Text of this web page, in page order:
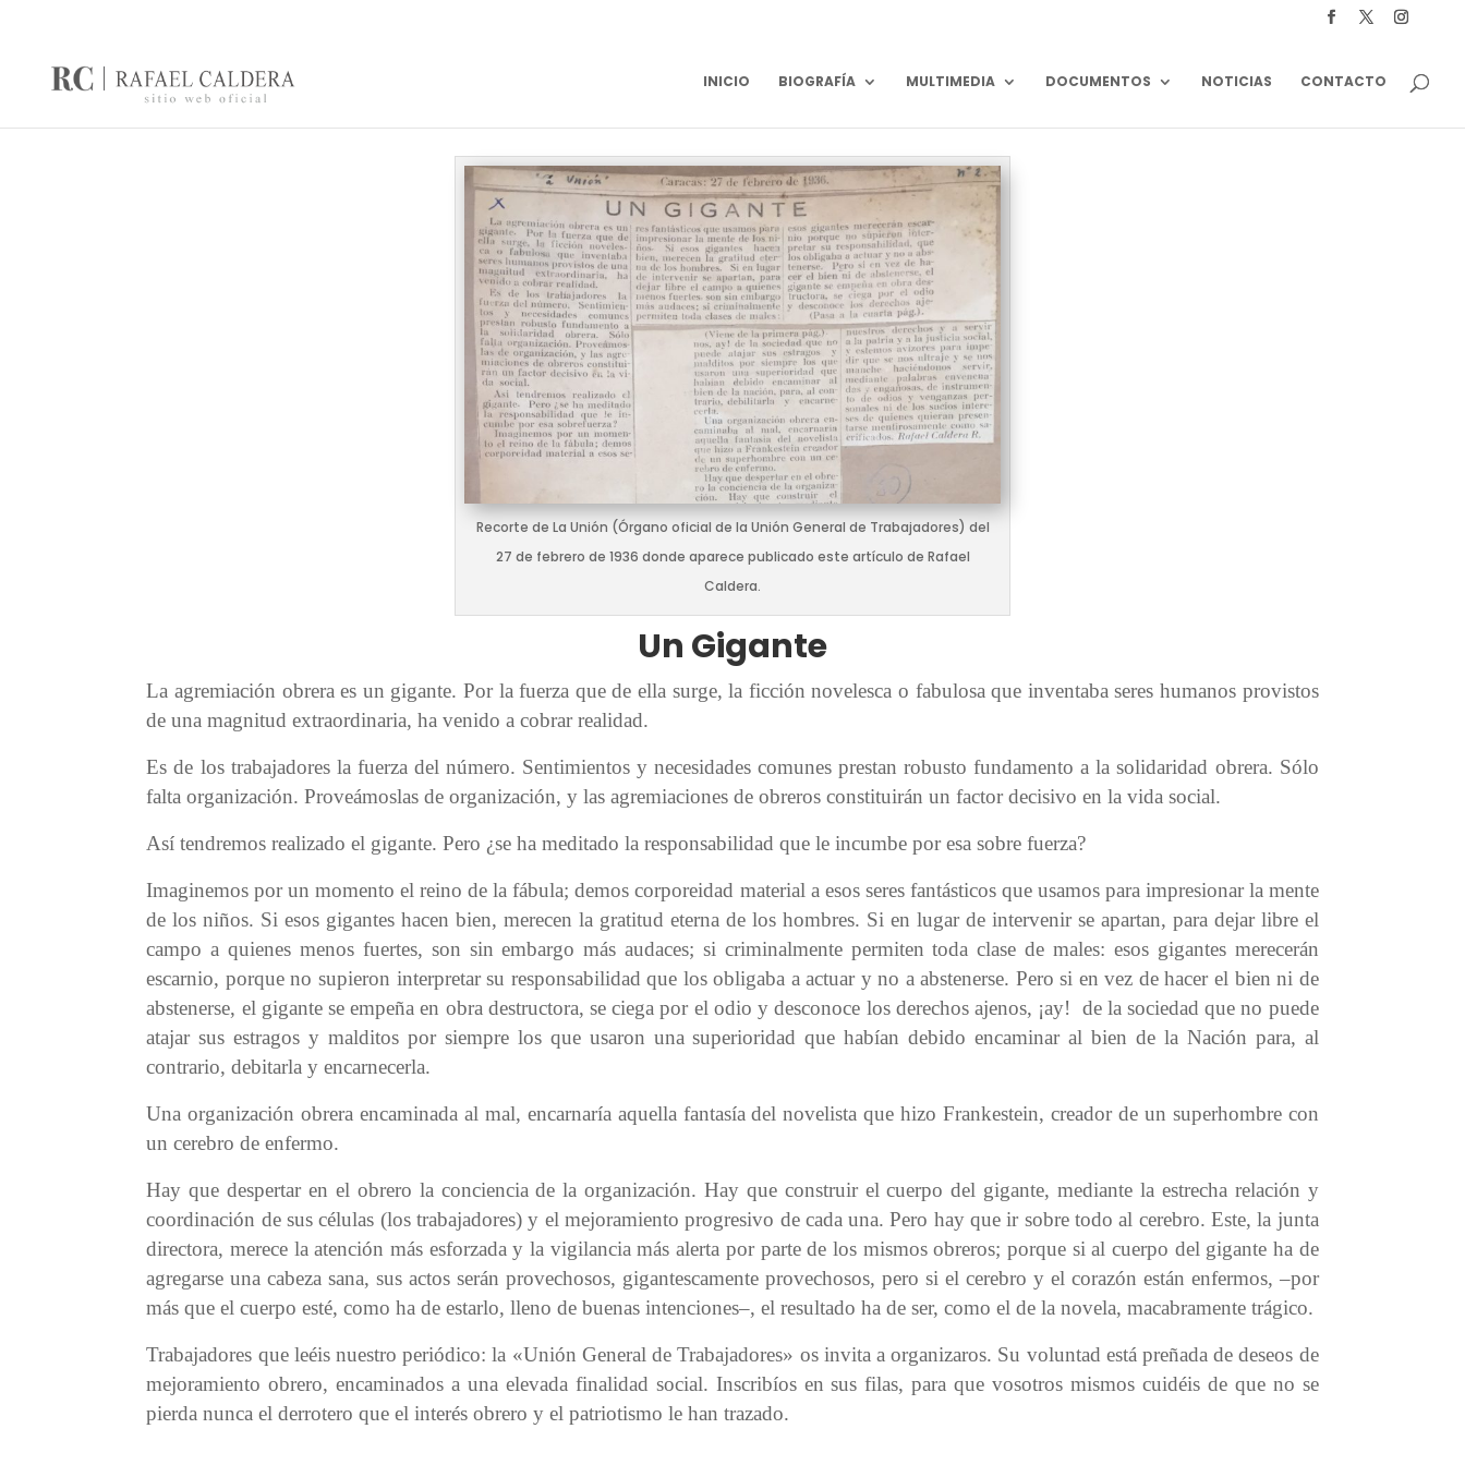
INICIO BIOGRAFÍA MULTIMEDIA DOCUMENTOS NOTICIAS CONTACTO
Recorte de La Unión (Órgano oficial de la Unión General de Trabajadores) del
27 de febrero de 1936 donde aparece publicado este artículo de Rafael
Caldera.
Un Gigante
La agremiación obrera es un gigante. Por la fuerza que de ella surge, la ficción novelesca o fabulosa que inventaba seres humanos provistos
de una magnitud extraordinaria, ha venido a cobrar realidad.
Es de los trabajadores la fuerza del número. Sentimientos y necesidades comunes prestan robusto fundamento a la solidaridad obrera. Sólo
falta organización. Proveámoslas de organización, y las agremiaciones de obreros constituirán un factor decisivo en la vida social.
Así tendremos realizado el gigante. Pero ¿se ha meditado la responsabilidad que le incumbe por esa sobre fuerza?
Imaginemos por un momento el reino de la fábula; demos corporeidad material a esos seres fantásticos que usamos para impresionar la mente
de los niños. Si esos gigantes hacen bien, merecen la gratitud eterna de los hombres. Si en lugar de intervenir se apartan, para dejar libre el
campo a quienes menos fuertes, son sin embargo más audaces; si criminalmente permiten toda clase de males: esos gigantes merecerán
escarnio, porque no supieron interpretar su responsabilidad que los obligaba a actuar y no a abstenerse. Pero si en vez de hacer el bien ni de
abstenerse, el gigante se empeña en obra destructora, se ciega por el odio y desconoce los derechos ajenos, ¡ay! de la sociedad que no puede
atajar sus estragos y malditos por siempre los que usaron una superioridad que habían debido encaminar al bien de la Nación para, al
contrario, debitarla y encarnecerla.
Una organización obrera encaminada al mal, encarnaría aquella fantasía del novelista que hizo Frankestein, creador de un superhombre con
un cerebro de enfermo.
Hay que despertar en el obrero la conciencia de la organización. Hay que construir el cuerpo del gigante, mediante la estrecha relación y
coordinación de sus células (los trabajadores) y el mejoramiento progresivo de cada una. Pero hay que ir sobre todo al cerebro. Este, la junta
directora, merece la atención más esforzada y la vigilancia más alerta por parte de los mismos obreros; porque si al cuerpo del gigante ha de
agregarse una cabeza sana, sus actos serán provechosos, gigantescamente provechosos, pero si el cerebro y el corazón están enfermos, –por
más que el cuerpo esté, como ha de estarlo, lleno de buenas intenciones–, el resultado ha de ser, como el de la novela, macabramente trágico.
Trabajadores que leéis nuestro periódico: la «Unión General de Trabajadores» os invita a organizaros. Su voluntad está preñada de deseos de
mejoramiento obrero, encaminados a una elevada finalidad social. Inscribíos en sus filas, para que vosotros mismos cuidéis de que no se
pierda nunca el derrotero que el interés obrero y el patriotismo le han trazado.